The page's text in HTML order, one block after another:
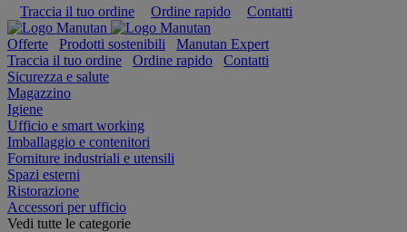
Traccia il tuo ordine
Ordine rapido Contatti
Offerte Prodotti sostenibili
Manutan Expert
Traccia il tuo ordine
Ordine rapido
Contatti
Sicurezza e salute
Magazzino
Igiene
Ufficio e smart working
Imballaggio e contenitori
Forniture industriali e utensili
Spazi esterni
Ristorazione
Accessori per ufficio
Vedi tutte le categorie